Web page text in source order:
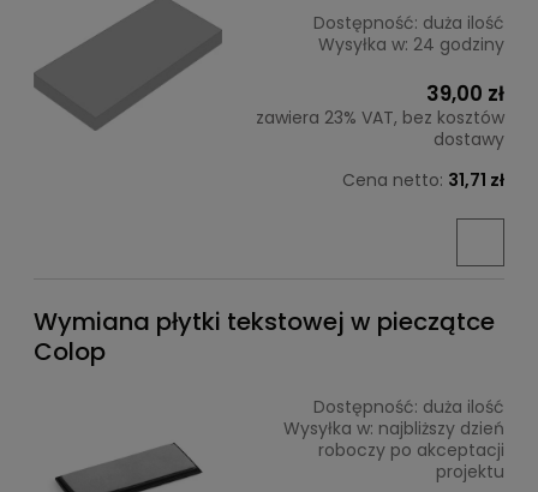
Dostępność: duża ilość
Wysyłka w: 24 godziny
39,00 zł
zawiera 23% VAT, bez kosztów
dostawy
Cena netto: 31,71 zł
Wymiana płytki tekstowej w pieczątce
Colop
Dostępność: duża ilość
Wysyłka w: najbliższy dzień
roboczy po akceptacji
projektu